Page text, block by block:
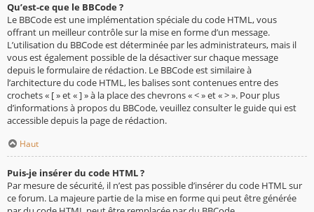
Qu’est-ce que le BBCode ?
Le BBCode est une implémentation spéciale du code HTML, vous
offrant un meilleur contrôle sur la mise en forme d’un message.
L’utilisation du BBCode est déterminée par les administrateurs, mais il
vous est également possible de la désactiver sur chaque message
depuis le formulaire de rédaction. Le BBCode est similaire à
l’architecture du code HTML, les balises sont contenues entre des
crochets « [ » et « ] » à la place des chevrons « < » et « > ». Pour plus
d’informations à propos du BBCode, veuillez consulter le guide qui est
accessible depuis la page de rédaction.
Haut
Puis-je insérer du code HTML ?
Par mesure de sécurité, il n’est pas possible d’insérer du code HTML sur
ce forum. La majeure partie de la mise en forme qui peut être générée